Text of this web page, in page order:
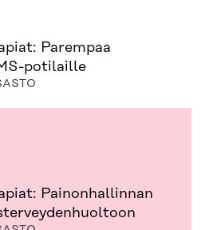
Parempaa
potilaille
Painonhallinnan